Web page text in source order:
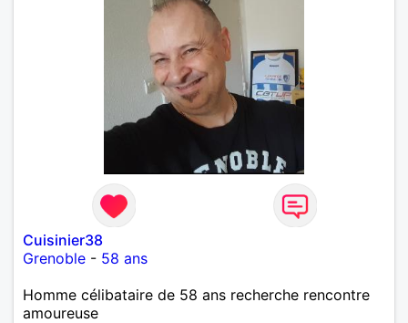
Cuisinier38
Grenoble - 58 ans
Homme célibataire de 58 ans recherche rencontre
amoureuse